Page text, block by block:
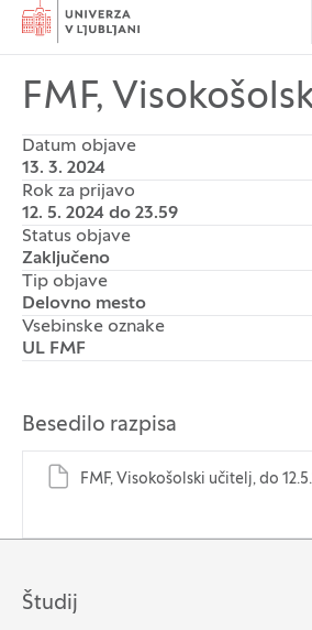
Domov
FMF,
Datum objave
13. 3. 2024
Rok za prijavo
12. 5. 2024 do 23.59
Status objave
Zaključeno
Tip objave
Delovno mesto
Vsebinske oznake
UL FMF
Besedilo razpisa
FMF, Visokošolski učitelj, do
Študij